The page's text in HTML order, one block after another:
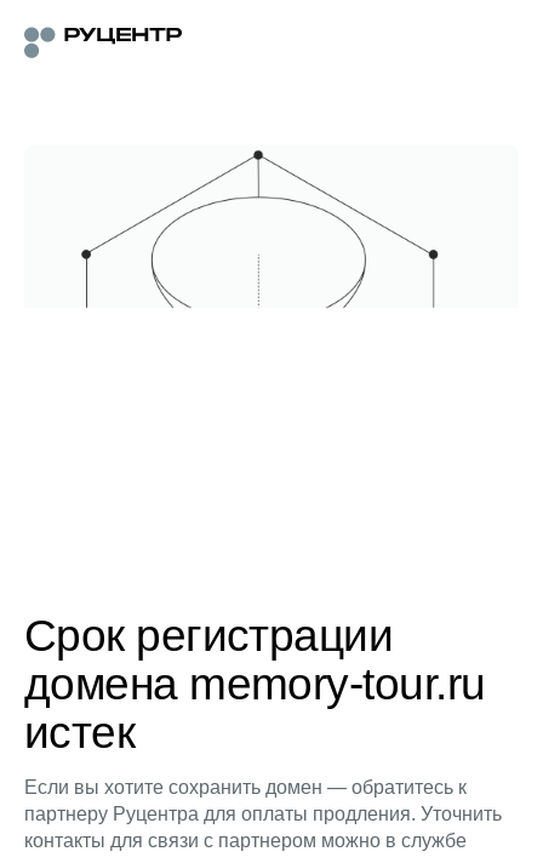
Срок регистрации
домена memory-tour.ru
истек
Если вы хотите сохранить домен — обратитесь к
партнеру Руцентра для оплаты продления. Уточнить
контакты для связи с партнером можно в службе